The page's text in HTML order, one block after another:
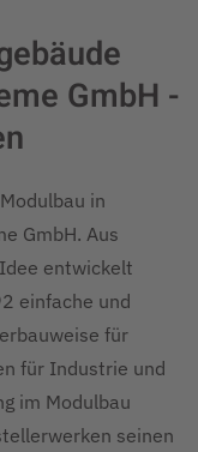
GmbH -
in
GmbH. Aus
entwickelt
einfache und
für
für Industrie und
im Modulbau
seinen